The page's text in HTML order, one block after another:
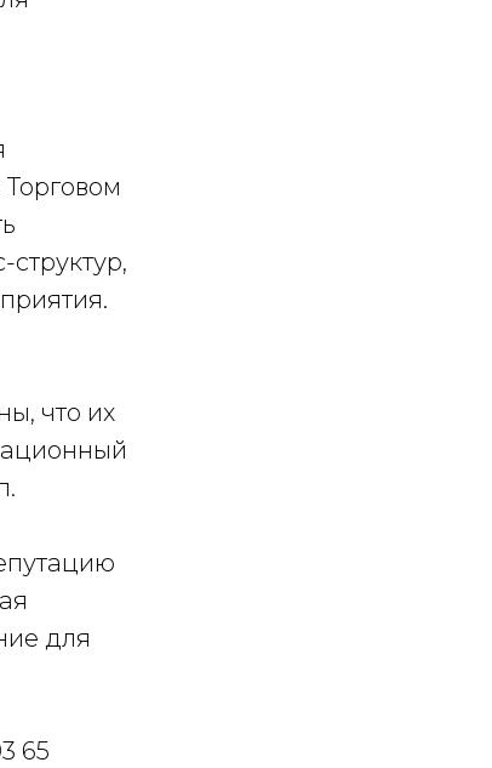
что их
для
65